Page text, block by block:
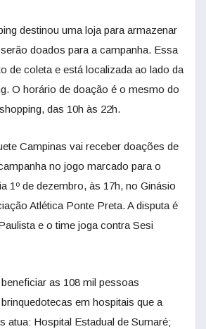
destinou uma loja para armazenar
doados para a campanha. Essa
de coleta e está localizada ao lado da
O horário de doação é o mesmo do
das 10h às 22h.
Campinas vai receber doações de
no jogo marcado para o
1º de dezembro, às 17h, no Ginásio
Atlética Ponte Preta. A disputa é
e o time joga contra Sesi
as 108 mil pessoas
em hospitais que a
atua: Hospital Estadual de Sumaré;